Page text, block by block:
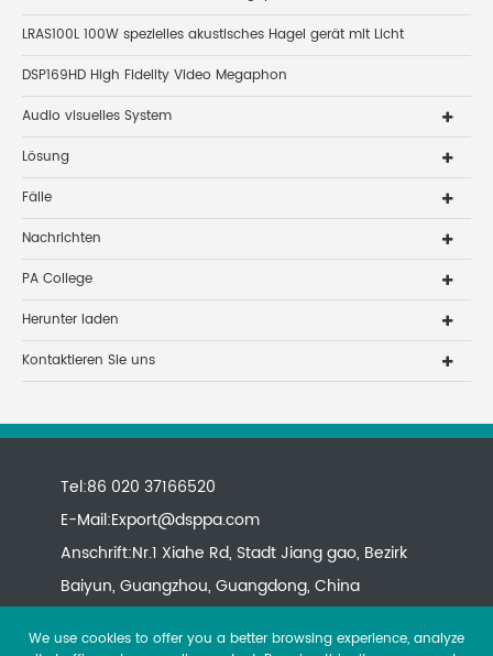
LRAS100L 100W spezielles akustisches Hagel gerät mit Licht
DSP169HD High Fidelity Video Megaphon
Audio visuelles System
Lösung
Fälle
Nachrichten
PA College
Herunter laden
Kontaktieren Sie uns
Tel:86 020 37166520
E-Mail:Export@dsppa.com
Anschrift:Nr.1 Xiahe Rd, Stadt Jiang gao, Bezirk
Baiyun, Guangzhou, Guangdong, China
We use cookies to offer you a better browsing experience, analyze